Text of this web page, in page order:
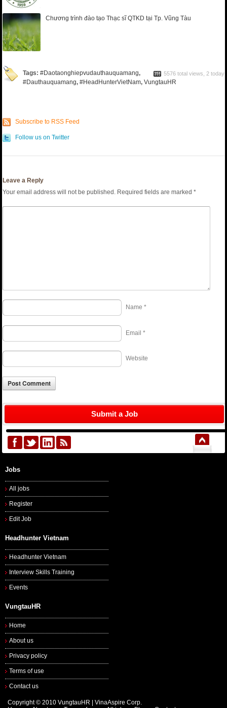
Chương trình đào tạo Thạc sĩ QTKD tại Tp. Vũng Tàu
5576 total views, 2 today
Tags:#Daotaonghiepvudauthauquamang,
#Dauthauquamang,#HeadHunterVietNam,VungtauHR
Subscribe to RSS Feed
Follow us on Twitter
Leave a Reply
Your email address will not be published. Required fields are marked*
Name *
Email *
Website
Submit a Job
Jobs
All jobs
Register
Edit Job
Headhunter Vietnam
Headhunter Vietnam
Interview Skills Training
Events
VungtauHR
Home
About us
Privacy policy
Terms of use
Contact us
Copyright © 2010 VungtauHR | VinaAspire Corp.